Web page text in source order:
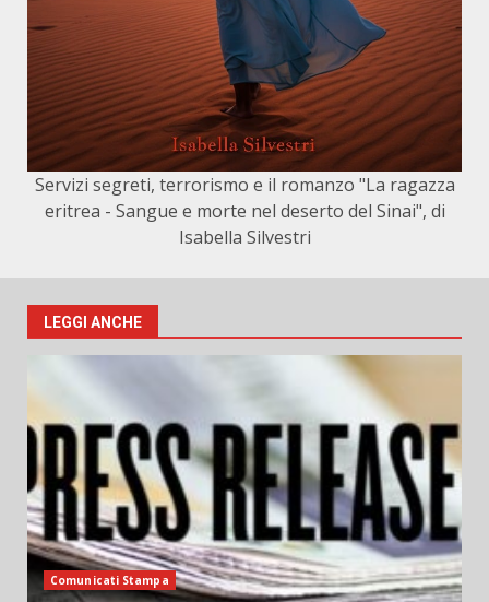
Servizi segreti, terrorismo e il romanzo "La ragazza
eritrea - Sangue e morte nel deserto del Sinai", di
Isabella Silvestri
LEGGI ANCHE
Comunicati Stampa